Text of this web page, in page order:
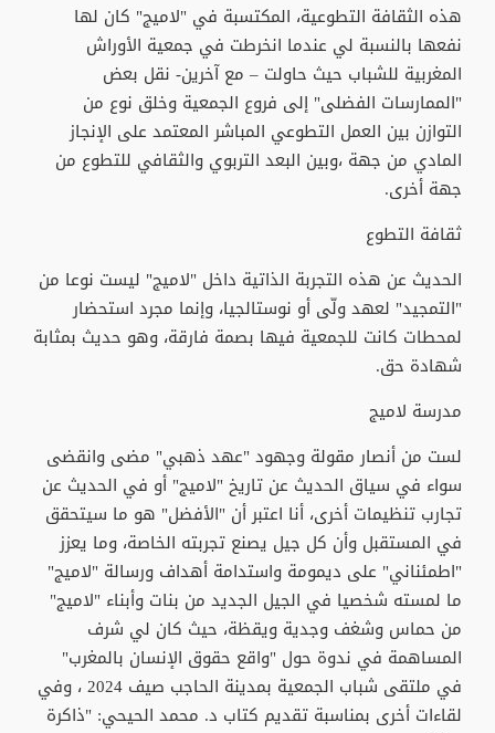
هذه الثقافة التطوعية، المكتسبة في "لاميج" كان لها
نفعها بالنسبة لي عندما انخرطت في جمعية الأوراش
المغربية للشباب حيث حاولت – مع آخرين- نقل بعض
"الممارسات الفضلى" إلى فروع الجمعية وخلق نوع من
التوازن بين العمل التطوعي المباشر المعتمد على الإنجاز
المادي من جهة ،وبين البعد التربوي والثقافي للتطوع من
جهة أخرى.
ثقافة التطوع
الحديث عن هذه التجربة الذاتية داخل "لاميج" ليست نوعا من
"التمجيد" لعهد ولّى أو نوستالجيا، وإنما مجرد استحضار
لمحطات كانت للجمعية فيها بصمة فارقة، وهو حديث بمثابة
شهادة حق.
مدرسة لاميج
لست من أنصار مقولة وجهود "عهد ذهبي" مضى وانقضى
سواء في سياق الحديث عن تاريخ "لاميج" أو في الحديث عن
تجارب تنظيمات أخرى، أنا اعتبر أن "الأفضل" هو ما سيتحقق
في المستقبل وأن كل جيل يصنع تجربته الخاصة، وما يعزز
"اطمئناني" على ديمومة واستدامة أهداف ورسالة "لاميج"
ما لمسته شخصيا في الجيل الجديد من بنات وأبناء "لاميج"
من حماس وشغف وجدية ويقظة، حيث كان لي شرف
المساهمة في ندوة حول "واقع حقوق الإنسان بالمغرب"
في ملتقى شباب الجمعية بمدينة الحاجب صيف 2024 ، وفي
لقاءات أخرى بمناسبة تقديم كتاب د. محمد الحيحي: "ذاكرة